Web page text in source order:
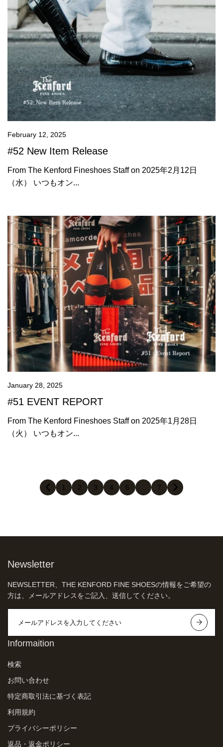
February 12, 2025
#52 New Item Release
From The Kenford Fineshoes Staff on 2025年2月12日
（水） いつもオン...
January 28, 2025
#51 EVENT REPORT
From The Kenford Fineshoes Staff on 2025年1月28日
（火） いつもオン...
1 2 3 4 5 7
Newsletter
NEWSLETTER、THE KENFORD FINE SHOESの情報をご希望の
方は、メールアドレスをご記入、送信してください。
Informaition
検索
お問い合わせ
特定商取引法に基づく表記
利用規約
プライバシーポリシー
返品・返金ポリシー